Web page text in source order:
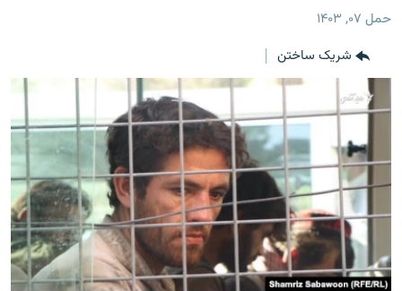
اصلی
صفحه
جستجو
مجموعه تصویری
ورزش
بحران مهاجرت
'کووید-۱۹'
تماس
صفحه پشتو
Azadi English
حمل ۰۷, ۱۴۰۳
شریک ساختن